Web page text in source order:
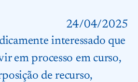
24/04/2025
interessado que
em processo em curso,
de recurso,